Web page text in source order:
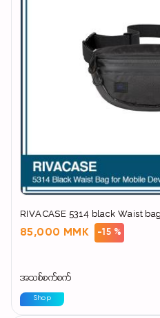
RIVACASE 5314 black Waist
85,000 MMK -15 %
အသစ်စက်စက်
Shop